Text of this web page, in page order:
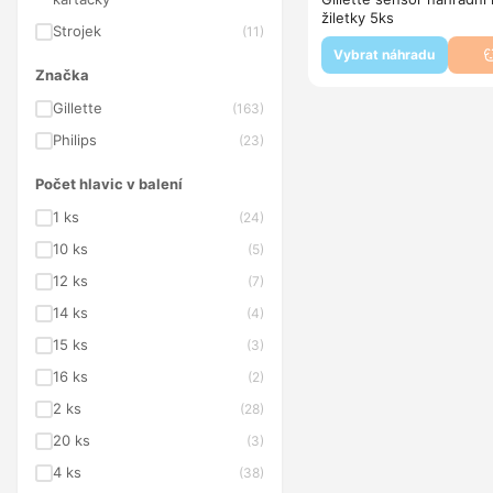
Strojek (11)
Značka
Gillette
(163)
Philips (23)
Počet hlavic v balení
1 ks
(24)
10 ks (5)
12 ks (7)
14 ks (4)
15 ks (3)
16 ks (2)
2 ks (28)
20 ks (3)
4 ks (38)
žiletky 5ks
Vybrat náhradu